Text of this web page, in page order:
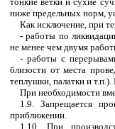
ниже предельных норм,
Как исключение, при
- работы по
не менее чем двумя
- работы с
близости от места
теплушки, палатки и
При необходимости
1.9. Запрещается
приближении.
1.10. При